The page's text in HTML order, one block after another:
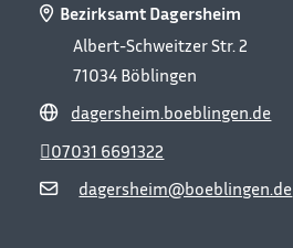
Bezirksamt Dagersheim
Albert-Schweitzer Str. 2
71034 Böblingen
dagersheim.boeblingen.de
dagersheim@boeblingen.de
07031 6691322